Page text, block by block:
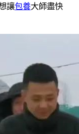
讓包養大師盡快